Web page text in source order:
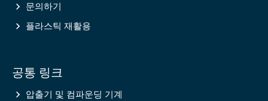
문의하기
플라스틱 재활용
공통 링크
압출기 및 컴파운딩 기계